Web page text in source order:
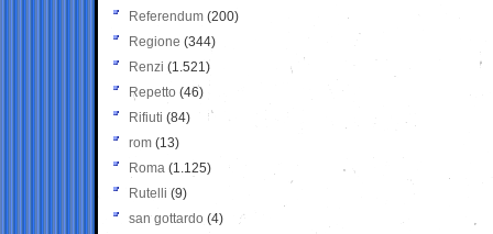
Referendum (200)
Regione (344)
Renzi (1.521)
Repetto (46)
Rifiuti (84)
rom (13)
Roma (1.125)
Rutelli (9)
san gottardo (4)